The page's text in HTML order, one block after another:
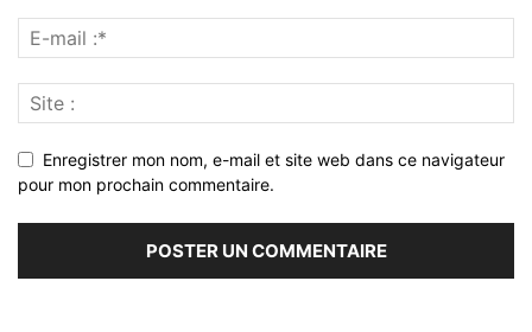
Enregistrer mon nom, e-mail et site web dans ce navigateur
pour mon prochain commentaire.